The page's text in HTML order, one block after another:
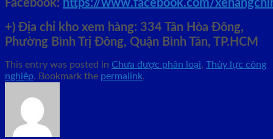
Facebook: https://www.facebook.com/
+) Địa chỉ kho xem hàng: 334 Tân Hòa Đông,
Phường Bình Trị Đông, Quận Bình Tân, TP.HCM
This entry was posted in Chưa được phân loại, Thủy lực công
nghiệp. Bookmark the permalink.